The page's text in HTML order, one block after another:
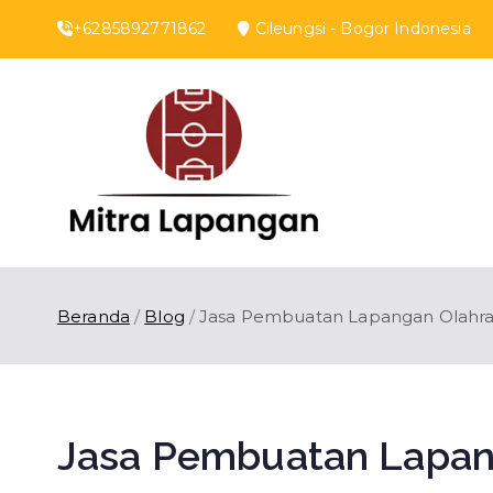
+6285892771862 Cileungsi - Bogor
Beranda Blog Jasa Pembuatan Lapangan
Jasa Pembuatan